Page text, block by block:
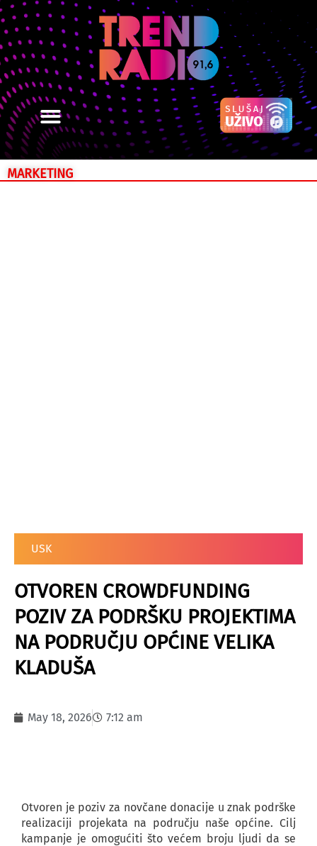
MARKETING
USK
OTVOREN CROWDFUNDING
POZIV ZA PODRŠKU PROJEKTIMA
NA PODRUČJU OPĆINE VELIKA
KLADUŠA
May 18, 2026 7:12 am
Otvoren je poziv za novčane donacije u znak podrške
realizaciji projekata na području naše općine. Cilj
kampanje je omogućiti što većem broju ljudi da se